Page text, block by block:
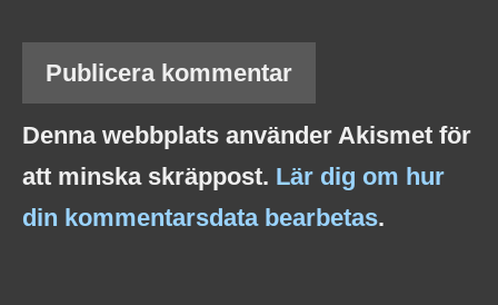
Denna webbplats använder Akismet för
att minska skräppost. Lär dig om hur
din kommentarsdata bearbetas.